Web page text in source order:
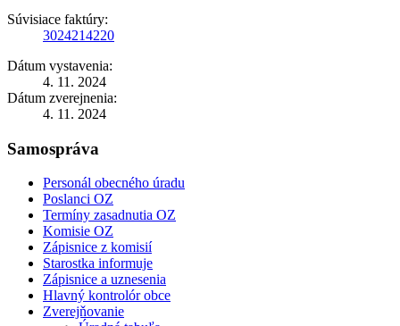
Súvisiace faktúry:
3024214220
Dátum vystavenia:
4. 11. 2024
Dátum zverejnenia:
4. 11. 2024
Samospráva
Personál obecného úradu
Poslanci OZ
Termíny zasadnutia OZ
Komisie OZ
Zápisnice z komisií
Starostka informuje
Zápisnice a uznesenia
Hlavný kontrolór obce
Zverejňovanie